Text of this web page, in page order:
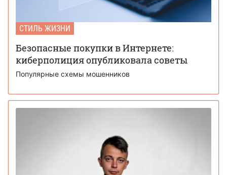
СТИЛЬ ЖИЗНИ
Безопасные покупки в Интернете:
киберполиция опубликовала советы
Популярные схемы мошенников